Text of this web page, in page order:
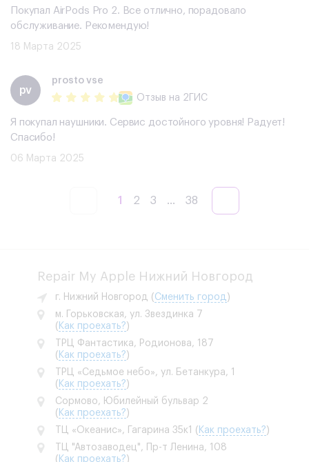
Покупал AirPods Pro 2. Все отлично, порадовало
обслуживание. Рекомендую!
18 Марта 2025
pv
prosto vse
Отзыв на 2ГИС
Я покупал наушники. Сервис достойного уровня! Радует!
Спасибо!
06 Марта 2025
1 2 3 ... 38
Repair My Apple Нижний Новгород
г. Нижний Новгород ( Сменить город)
м. Горьковская, ул. Звездинка 7
( Как проехать?)
ТРЦ Фантастика, Родионова, 187
( Как проехать?)
ТРЦ «Седьмое небо», ул. Бетанкура, 1
( Как проехать?)
Сормово, Юбилейный бульвар 2
( Как проехать?)
ТЦ «Океанис», Гагарина 35к1 ( Как проехать?)
ТЦ "Автозаводец", Пр-т Ленина, 108
( Как проехать?)